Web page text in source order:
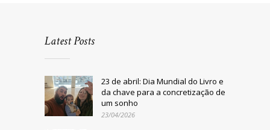
Latest Posts
23 de abril: Dia Mundial do Livro e
da chave para a concretização de
um sonho
23/04/2026